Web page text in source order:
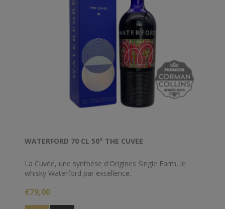
WATERFORD 70 CL 50° THE CUVEE
La Cuvée, une synthèse d'Origines Single Farm, le
whisky Waterford par excellence.
€79,00